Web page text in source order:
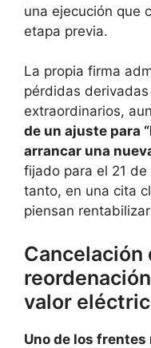
una ejecución que
etapa previa.
La propia firma
pérdidas
extraordinarios,
de un ajuste para
arrancar una
fijado para el 21
tanto, en una cita
piensan
valor
Uno de los